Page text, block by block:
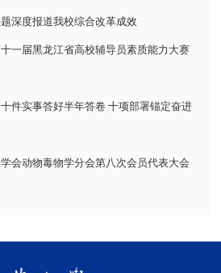
深度报道我校综合改革成效
一届黑龙江省高校辅导员素质能力大赛
件实事答好半年答卷 十项部署锚定奋进
会动物毒物学分会第八次会员代表大会